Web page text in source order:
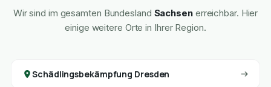
Wir sind im gesamten Bundesland Sachsenerreichbar. Hier
einige weitere Orte in Ihrer Region.
Schädlingsbekämpfung Dresden